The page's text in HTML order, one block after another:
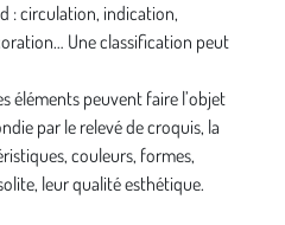
: circulation, indication,
Une classification peut
éléments peuvent faire l’objet
par le relevé de croquis, la
couleurs, formes,
leur qualité esthétique.